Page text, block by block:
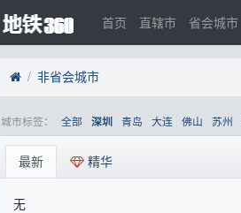
首页 直辖市 省会城市
非省会城市
城市标签： 全部 深圳 青岛 大连 佛山 苏州
最新 精华
无